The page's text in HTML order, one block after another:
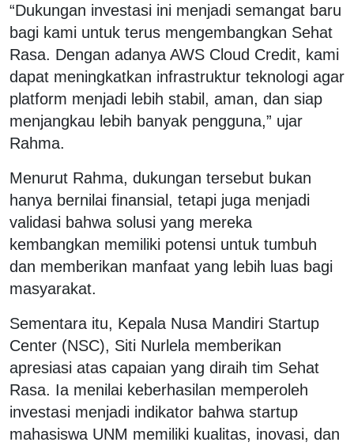
“Dukungan investasi ini menjadi semangat baru
bagi kami untuk terus mengembangkan Sehat
Rasa. Dengan adanya AWS Cloud Credit, kami
dapat meningkatkan infrastruktur teknologi agar
platform menjadi lebih stabil, aman, dan siap
menjangkau lebih banyak pengguna,” ujar
Rahma.
Menurut Rahma, dukungan tersebut bukan
hanya bernilai finansial, tetapi juga menjadi
validasi bahwa solusi yang mereka
kembangkan memiliki potensi untuk tumbuh
dan memberikan manfaat yang lebih luas bagi
masyarakat.
Sementara itu, Kepala Nusa Mandiri Startup
Center (NSC), Siti Nurlela memberikan
apresiasi atas capaian yang diraih tim Sehat
Rasa. Ia menilai keberhasilan memperoleh
investasi menjadi indikator bahwa startup
mahasiswa UNM memiliki kualitas, inovasi, dan